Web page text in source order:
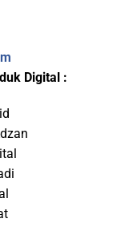
Digital :